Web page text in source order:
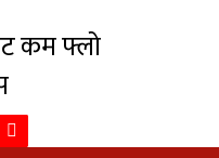
कम फ्लो